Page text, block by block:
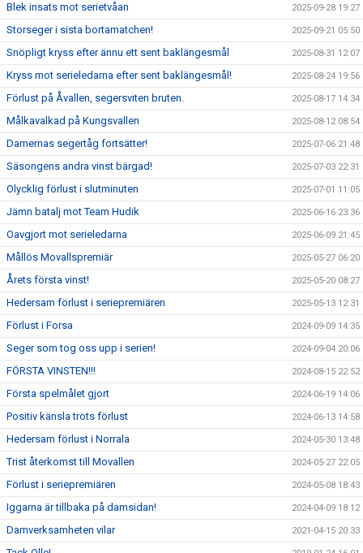
Blek insats mot serietvåan 2025-09-28 19:27
Storseger i sista bortamatchen! 2025-09-21 05:50
Snöpligt kryss efter ännu ett sent baklängesmål 2025-08-31 12:07
Kryss mot serieledarna efter sent baklängesmål! 2025-08-24 19:56
Förlust på Åvallen, segersviten bruten. 2025-08-17 14:34
Målkavalkad på Kungsvallen 2025-08-12 08:54
Damernas segertåg fortsätter! 2025-07-06 21:48
Säsongens andra vinst bärgad! 2025-07-03 22:31
Olycklig förlust i slutminuten 2025-07-01 11:05
Jämn batalj mot Team Hudik 2025-06-16 23:36
Oavgjort mot serieledarna 2025-06-09 21:45
Mållös Movallspremiär 2025-05-27 06:20
Årets första vinst! 2025-05-20 08:27
Hedersam förlust i seriepremiären 2025-05-13 12:31
Förlust i Forsa 2024-09-09 14:35
Seger som tog oss upp i serien! 2024-09-04 20:06
FÖRSTA VINSTEN!!! 2024-08-15 22:52
Första spelmålet gjort 2024-06-19 14:06
Positiv känsla trots förlust 2024-06-13 14:58
Hedersam förlust i Norrala 2024-05-30 13:48
Trist återkomst till Movallen 2024-05-27 22:05
Förlust i seriepremiären 2024-05-08 18:43
Iggarna är tillbaka på damsidan! 2024-04-09 18:12
Damverksamheten vilar 2021-04-15 20:33